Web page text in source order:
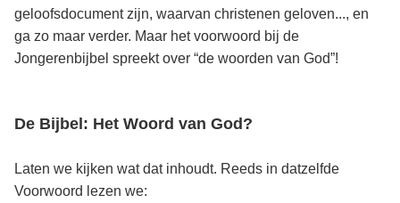
geloofsdocument zijn, waarvan christenen geloven..., en
ga zo maar verder. Maar het voorwoord bij de
Jongerenbijbel spreekt over “de woorden van God”!
De Bijbel: Het Woord van God?
Laten we kijken wat dat inhoudt. Reeds in datzelfde
Voorwoord lezen we: